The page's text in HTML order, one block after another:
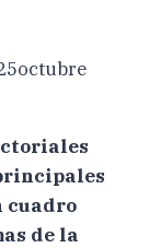
octubre
cuadro
de la